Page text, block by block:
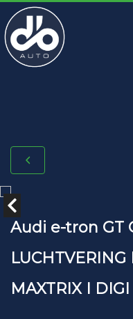
Audi e-tron GT
LUCHTVERING
MAXTRIX I